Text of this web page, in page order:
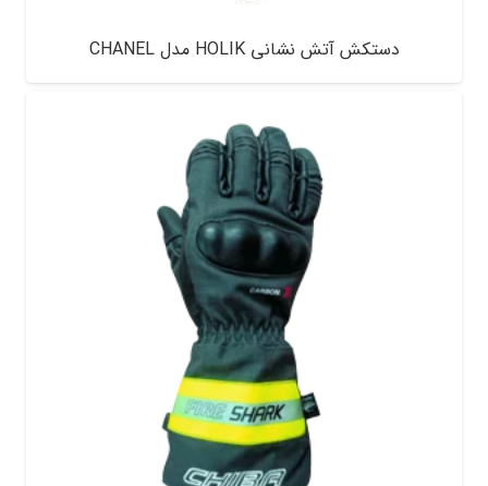
دستکش آتش نشانی HOLIK مدل CHANEL